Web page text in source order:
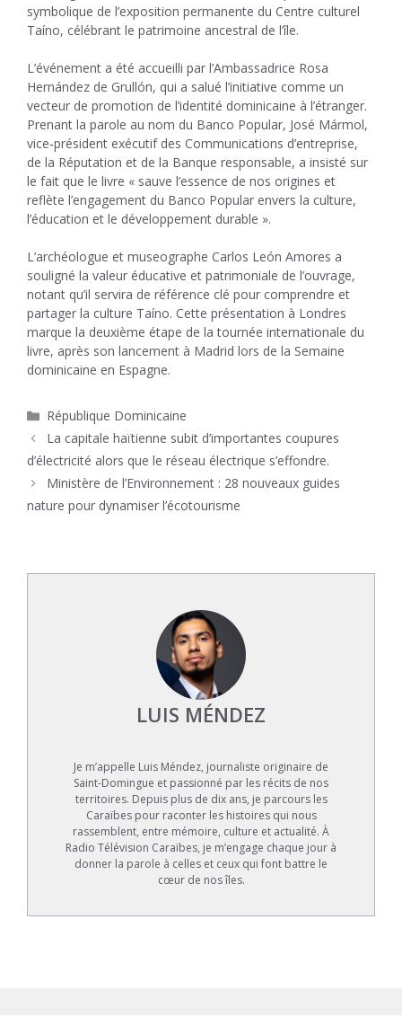
symbolique de l’exposition permanente du Centre culturel
Taíno, célébrant le patrimoine ancestral de l’île.
L’événement a été accueilli par l’Ambassadrice Rosa
Hernández de Grullón, qui a salué l’initiative comme un
vecteur de promotion de l’identité dominicaine à l’étranger.
Prenant la parole au nom du Banco Popular, José Mármol,
vice‑président exécutif des Communications d’entreprise,
de la Réputation et de la Banque responsable, a insisté sur
le fait que le livre « sauve l’essence de nos origines et
reflète l’engagement du Banco Popular envers la culture,
l’éducation et le développement durable ».
L’archéologue et museographe Carlos León Amores a
souligné la valeur éducative et patrimoniale de l’ouvrage,
notant qu’il servira de référence clé pour comprendre et
partager la culture Taíno. Cette présentation à Londres
marque la deuxième étape de la tournée internationale du
livre, après son lancement à Madrid lors de la Semaine
dominicaine en Espagne.
Catégories
République Dominicaine
La capitale haïtienne subit d’importantes coupures
d’électricité alors que le réseau électrique s’effondre.
Ministère de l’Environnement : 28 nouveaux guides
nature pour dynamiser l’écotourisme
LUIS MÉNDEZ
Je m’appelle Luis Méndez, journaliste originaire de
Saint-Domingue et passionné par les récits de nos
territoires. Depuis plus de dix ans, je parcours les
Caraïbes pour raconter les histoires qui nous
rassemblent, entre mémoire, culture et actualité. À
Radio Télévision Caraïbes, je m’engage chaque jour à
donner la parole à celles et ceux qui font battre le
cœur de nos îles.